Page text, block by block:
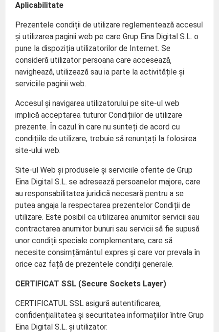
Aplicabilitate
Prezentele condiții de utilizare reglementează accesul
și utilizarea paginii web pe care Grup Eina Digital S.L. o
pune la dispoziția utilizatorilor de Internet. Se
consideră utilizator persoana care accesează,
navighează, utilizează sau ia parte la activitățile și
serviciile paginii web.
Accesul și navigarea utilizatorului pe site-ul web
implică acceptarea tuturor Condițiilor de utilizare
prezente. În cazul în care nu sunteți de acord cu
condițiile de utilizare, trebuie să renunțați la folosirea
site-ului web.
Site-ul Web și produsele și serviciile oferite de Grup
Eina Digital S.L. se adresează persoanelor majore, care
au responsabilitatea juridică necesară pentru a se
putea angaja la respectarea prezentelor Condiții de
utilizare. Este posibil ca utilizarea anumitor servicii sau
contractarea anumitor bunuri sau servicii să fie supusă
unor condiții speciale complementare, care să
necesite consimțământul expres și care vor prevala în
orice caz față de prezentele condiții generale.
CERTIFICAT SSL (Secure Sockets Layer)
CERTIFICATUL SSL asigură autentificarea,
confidențialitatea și securitatea informațiilor între Grup
Eina Digital S.L. și utilizator.